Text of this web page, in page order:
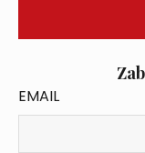
EMAIL